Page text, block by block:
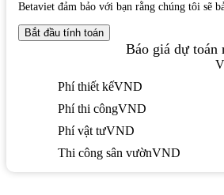
Betaviet đảm bảo với bạn rằng chúng tôi sẽ
Báo giá dự toán
Phí thiết kếVND
Phí thi côngVND
Phí vật tưVND
Thi công sân vườnVND